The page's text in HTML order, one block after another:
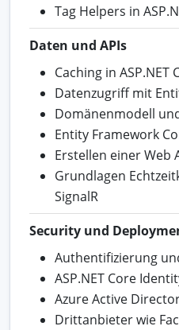
Tag Helpers in
Daten und APIs
Caching in ASP.NET
Datenzugriff mit
Domänenmodell
Entity Framework
Erstellen einer Web
Grundlagen
SignalR
Security und
Authentifizierung
ASP.NET Core
Azure Active
Drittanbieter wie